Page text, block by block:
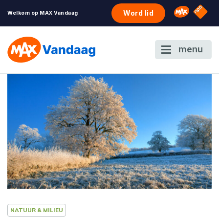
Welkom op MAX Vandaag Word lid Omroep
NPO
menu
NATUUR & MILIEU